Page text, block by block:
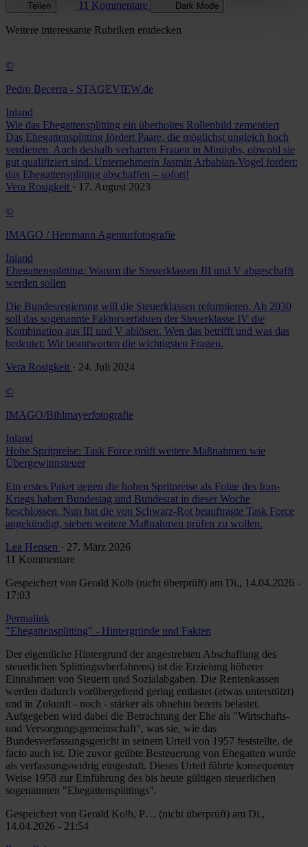
Teilen 11 Kommentare Dark Mode
Weitere interessante Rubriken entdecken
©
Pedro Becerra - STAGEVIEW.de
Inland
Wie das Ehegattensplitting ein überholtes Rollenbild zementiert
Das Ehegattensplitting fördert Paare, die möglichst ungleich hoch
verdienen. Auch deshalb verharren Frauen in Minijobs, obwohl sie
gut qualifiziert sind. Unternehmerin Jasmin Arbabian-Vogel fordert:
das Ehegattensplitting abschaffen – sofort!
Vera Rosigkeit · 17. August 2023
©
IMAGO / Herrmann Agenturfotografie
Inland
Ehegattensplitting: Warum die Steuerklassen III und V abgeschafft
werden sollen
Die Bundesregierung will die Steuerklassen reformieren. Ab 2030
soll das sogenannte Faktorverfahren der Steuerklasse IV die
Kombination aus III und V ablösen. Wen das betrifft und was das
bedeutet: Wir beantworten die wichtigsten Fragen.
Vera Rosigkeit · 24. Juli 2024
©
IMAGO/Bihlmayerfotografie
Inland
Hohe Spritpreise: Task Force prüft weitere Maßnahmen wie
Übergewinnsteuer
Ein erstes Paket gegen die hohen Spritpreise als Folge des Iran-
Kriegs haben Bundestag und Bundesrat in dieser Woche
beschlossen. Nun hat die von Schwarz-Rot beauftragte Task Force
angekündigt, sieben weitere Maßnahmen prüfen zu wollen.
Lea Hensen · 27. März 2026
11 Kommentare
Gespeichert von Gerald Kolb (nicht überprüft) am Di., 14.04.2026 -
17:03
Permalink
"Ehegattensplitting" - Hintergründe und Fakten
Der eigentliche Hintergrund der angestrebten Abschaffung des
steuerlichen Splittingsvberfahrens) ist die Erzielung höherer
Einnahmen von Steuern und Sozialabgaben. Die Rentenkassen
werden dadurch vorübergehend gering entlastet (etwas unterstützt)
und in Zukunft - noch - stärker als ohnehin bereits belastet.
Aufgegeben wird dabei die Betrachtung der Ehe als "Wirtschafts-
und Versorgungsgemeinschaft", was sie, wie das
Bundesverfassungsgericht in seinem Urteil von 1957 feststellte, de
facto auch ist. Die zuvor geübte Besteuerung von Ehegatten wurde
als verfassungswidrig eingestuft. Dieses Urteil führte konsequenter
Weise 1958 zur Einführung des bis heute gültigen steuerlichen
sogenannten "Ehegattensplittings".
Gespeichert von Gerald Kolb, P… (nicht überprüft) am Di.,
14.04.2026 - 21:54